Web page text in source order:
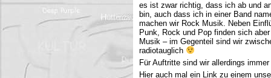
es ist zwar richtig, dass ich ab und
bin, auch dass ich in einer Band
machen wir Rock Musik. Neben
Punk, Rock und Pop finden sich
Musik – im Gegenteil sind wir
radiotauglich
Für Auftritte sind wir allerdings
Hier auch mal ein Link zu einem